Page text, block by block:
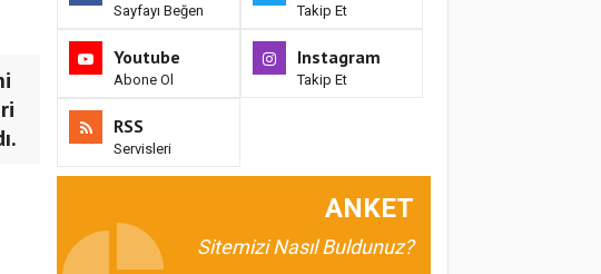
Sayfayı Beğen Takip Et
Youtube
Abone Ol
Instagram
Takip Et
RSS
Servisleri
ANKET
Sitemizi Nasıl Buldunuz?